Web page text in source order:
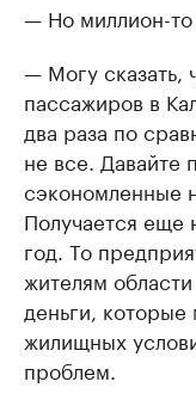
— Но миллион-то
— Могу сказать,
пассажиров в
два раза по
не все. Давайте
сэкономленные
Получается еще
год. То
жителям
деньги,
жилищных
проблем.